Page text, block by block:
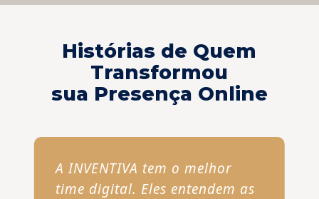
Histórias de Quem
Transformou
sua Presença Online
A INVENTIVA tem o melhor
time digital. Eles entendem as